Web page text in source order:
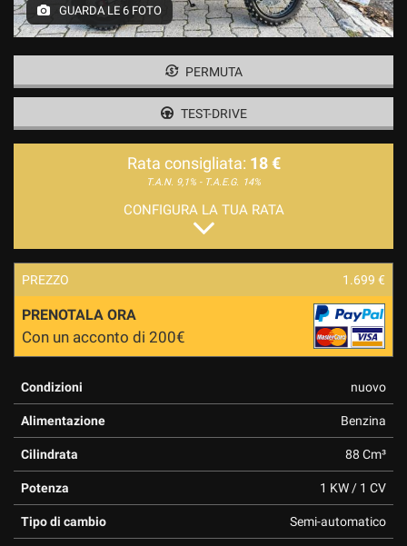
GUARDA LE 6 FOTO
PERMUTA
TEST-DRIVE
Rata consigliata: 18 €
T.A.N. 9,1% - T.A.E.G. 14%
CONFIGURA LA TUA RATA
PREZZO 1.699 €
PRENOTALA ORA
Con un acconto di 200€
Condizioni nuovo
Alimentazione Benzina
Cilindrata 88 Cm³
Potenza 1 KW / 1 CV
Tipo di cambio Semi-automatico